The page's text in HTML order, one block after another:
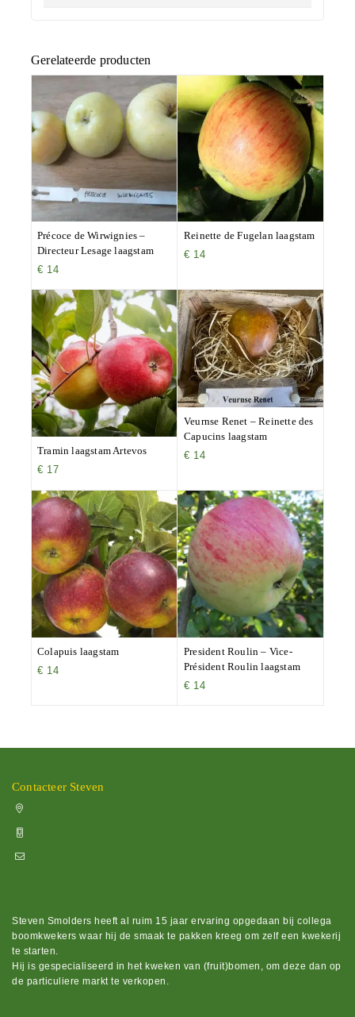
Gerelateerde producten
Précoce de Wirwignies –
Directeur Lesage laagstam
€ 14
Reinette de Fugelan laagstam
€ 14
Tramin laagstam Artevos
€ 17
Veurnse Renet – Reinette des
Capucins laagstam
€ 14
Colapuis laagstam
€ 14
President Roulin – Vice-
Président Roulin laagstam
€ 14
Contacteer Steven
Steven Smolders heeft al ruim 15 jaar ervaring opgedaan bij collega
boomkwekers waar hij de smaak te pakken kreeg om zelf een kwekerij
te starten.
Hij is gespecialiseerd in het kweken van (fruit)bomen, om deze dan op
de particuliere markt te verkopen.